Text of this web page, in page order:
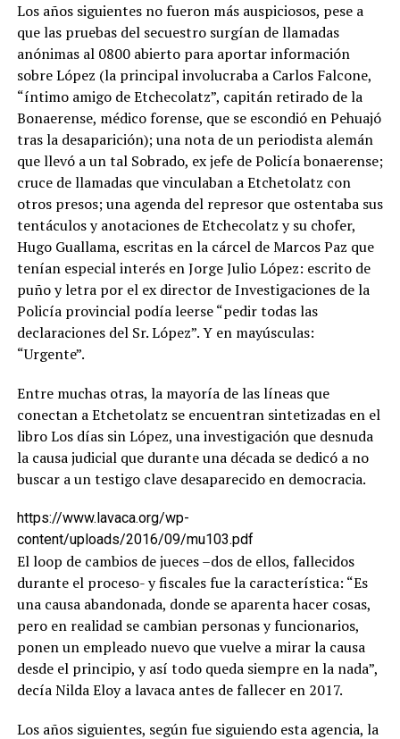
Los años siguientes no fueron más auspiciosos, pese a
que las pruebas del secuestro surgían de llamadas
anónimas al 0800 abierto para aportar información
sobre López (la principal involucraba a Carlos Falcone,
“íntimo amigo de Etchecolatz”, capitán retirado de la
Bonaerense, médico forense, que se escondió en Pehuajó
tras la desaparición); una nota de un periodista alemán
que llevó a un tal Sobrado, ex jefe de Policía bonaerense;
cruce de llamadas que vinculaban a Etchetolatz con
otros presos; una agenda del represor que ostentaba sus
tentáculos y anotaciones de Etchecolatz y su chofer,
Hugo Guallama, escritas en la cárcel de Marcos Paz que
tenían especial interés en Jorge Julio López: escrito de
puño y letra por el ex director de Investigaciones de la
Policía provincial podía leerse “pedir todas las
declaraciones del Sr. López”. Y en mayúsculas:
“Urgente”.
Entre muchas otras, la mayoría de las líneas que
conectan a Etchetolatz se encuentran sintetizadas en el
libro Los días sin López, una investigación que desnuda
la causa judicial que durante una década se dedicó a no
buscar a un testigo clave desaparecido en democracia.
https://www.lavaca.org/wp-
content/uploads/2016/09/mu103.pdf
El loop de cambios de jueces –dos de ellos, fallecidos
durante el proceso- y fiscales fue la característica: “Es
una causa abandonada, donde se aparenta hacer cosas,
pero en realidad se cambian personas y funcionarios,
ponen un empleado nuevo que vuelve a mirar la causa
desde el principio, y así todo queda siempre en la nada”,
decía Nilda Eloy a lavaca antes de fallecer en 2017.
Los años siguientes, según fue siguiendo esta agencia, la